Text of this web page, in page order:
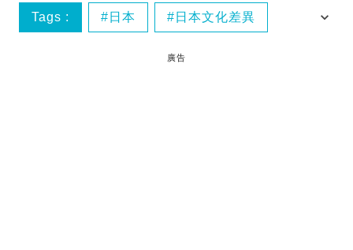
Tags : 日本 日本文化差異
廣告